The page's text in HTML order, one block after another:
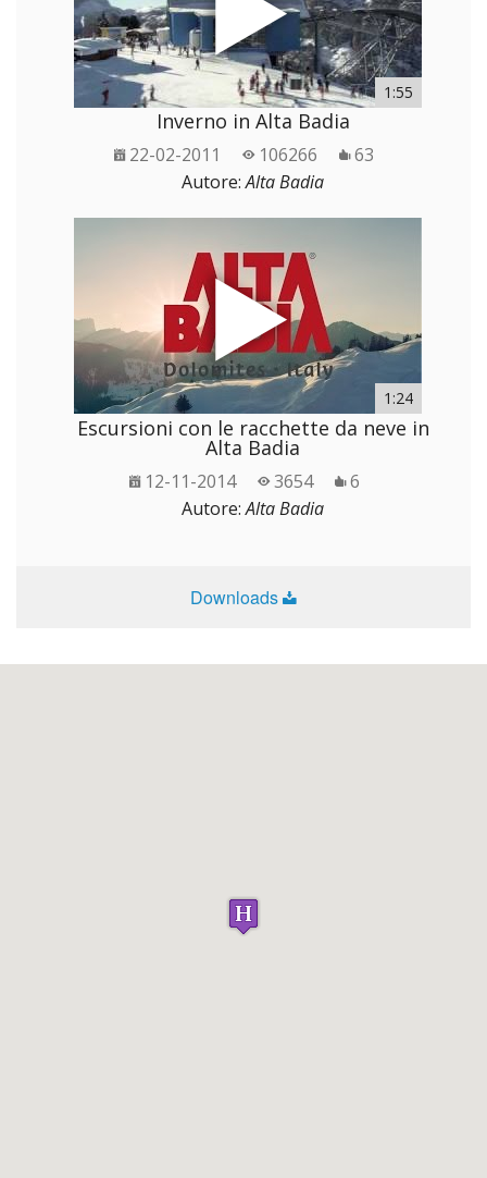
1:55
Inverno in Alta Badia
22-02-2011 106266
63
Autore:Alta Badia
1:24
Escursioni con le racchette da neve in
Alta Badia
12-11-2014 3654
6
Autore:Alta Badia
Downloads